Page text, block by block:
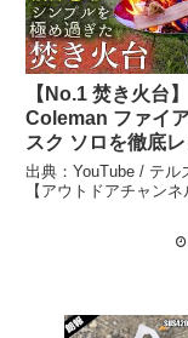
【No.1 焚き火台】
Coleman ファイ
スク ソロを徹底
ー！簡単設営！コ
な焚き火台！
ァイアーディス
出典：YouTube / テル
【アウトドアチャンネ